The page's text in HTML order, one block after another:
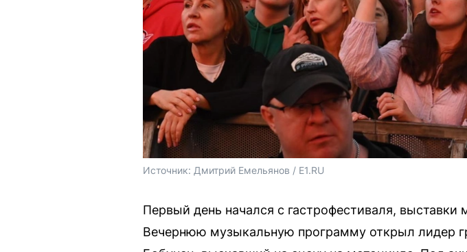
Источник: Дмитрий Емельянов / E1.RU
Первый день начался с гастрофестиваля,
Вечернюю музыкальную программу открыл лидер